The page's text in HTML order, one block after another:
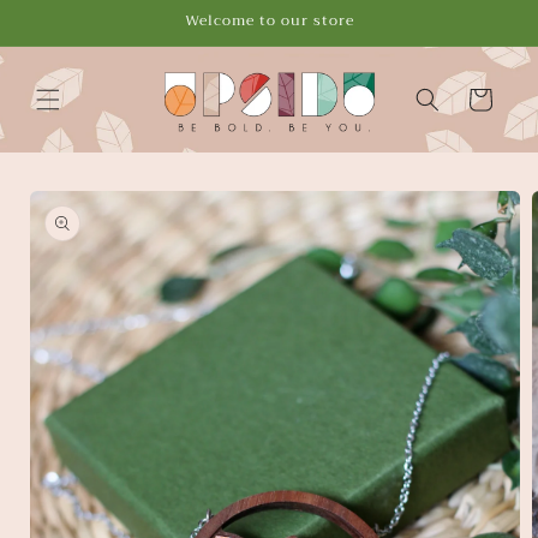
ai contenuti
Welcome to our store
Carrello
informazioni
sul
prodotto